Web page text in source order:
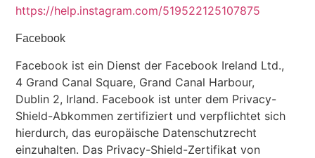
https://help.instagram.com/519522125107875
Facebook
Facebook ist ein Dienst der Facebook Ireland Ltd.,
4 Grand Canal Square, Grand Canal Harbour,
Dublin 2, Irland. Facebook ist unter dem Privacy-
Shield-Abkommen zertifiziert und verpflichtet sich
hierdurch, das europäische Datenschutzrecht
einzuhalten. Das Privacy-Shield-Zertifikat von